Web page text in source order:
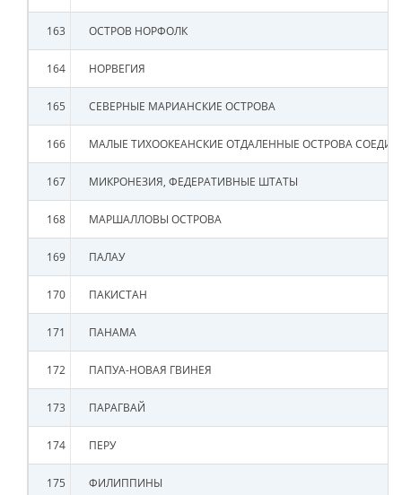
163 ОСТРОВ НОРФОЛК
164 НОРВЕГИЯ
165 СЕВЕРНЫЕ МАРИАНСКИЕ ОСТРОВА
166 МАЛЫЕ ТИХООКЕАНСКИЕ ОТДАЛЕННЫЕ ОСТРОВА
167 МИКРОНЕЗИЯ, ФЕДЕРАТИВНЫЕ ШТАТЫ
168 МАРШАЛЛОВЫ ОСТРОВА
169 ПАЛАУ
170 ПАКИСТАН
171 ПАНАМА
172 ПАПУА-НОВАЯ ГВИНЕЯ
173 ПАРАГВАЙ
174 ПЕРУ
175 ФИЛИППИНЫ